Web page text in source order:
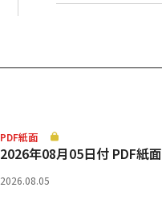
PDF紙面
2026年08月05日付 PDF紙面
2026.08.05